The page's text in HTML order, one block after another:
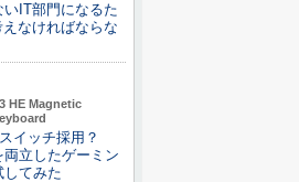
IT部門になるた
なければならな
HE Magnetic
イッチ採用？
立したゲーミン
してみた